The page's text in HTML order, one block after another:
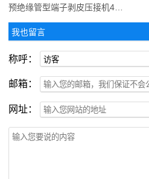
预绝缘管型端子剥皮压接机4平方
我也留言
称呼：
邮箱：
网址：